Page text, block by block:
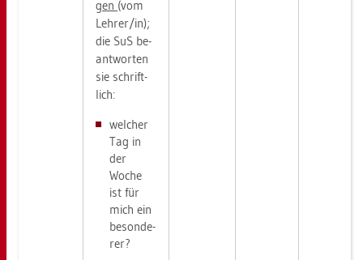
gen (vom
Leh­rer/in);
die SuS be­
ant­wor­ten
sie schrift­
lich:
wel­cher
Tag in
der
Woche
ist für
mich ein
be­son­de­
rer?